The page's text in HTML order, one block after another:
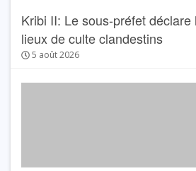
Kribi II: Le sous-préfet
lieux de culte clandestins
5 août 2026